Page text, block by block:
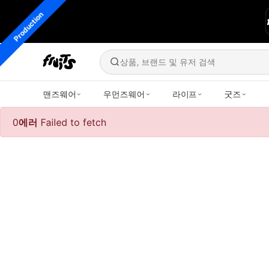
상품, 브랜드 및 유저 검색
맨즈웨어 우먼즈웨어 라이프 굿즈
0에러 Failed to fetch
Production